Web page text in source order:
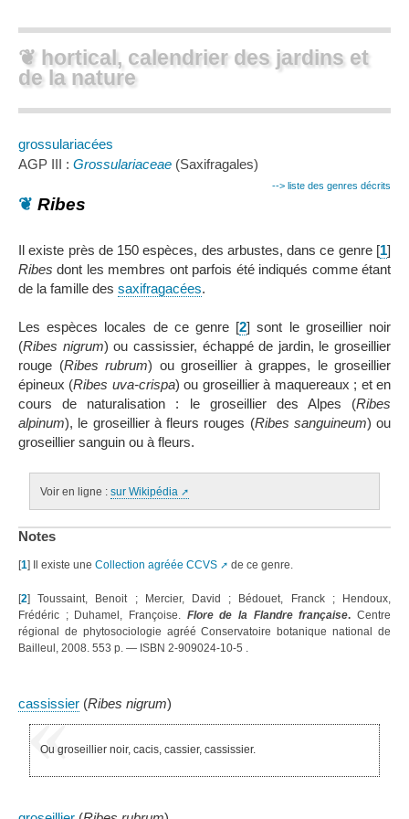
❦ hortical, calendrier des jardins et
de la nature
grossulariacées
AGP III : Grossulariaceae (Saxifragales)
--> liste des genres décrits
❦ Ribes
Il existe près de 150 espèces, des arbustes, dans ce genre[1]
Ribes dont les membres ont parfois été indiqués comme étant
de la famille des saxifragacées.
Les espèces locales de ce genre [2] sont le groseillier noir
(Ribes nigrum) ou cassissier, échappé de jardin, le groseillier
rouge (Ribes rubrum) ou groseillier à grappes, le groseillier
épineux (Ribes uva-crispa) ou groseillier à maquereaux ; et en
cours de naturalisation : le groseillier des Alpes (Ribes
alpinum), le groseillier à fleurs rouges (Ribes sanguineum) ou
groseillier sanguin ou à fleurs.
Voir en ligne : sur Wikipédia
Notes
[1] Il existe une Collection agréée CCVS de ce genre.
[2]Toussaint, Benoit ; Mercier, David ; Bédouet, Franck ; Hendoux,
Frédéric ; Duhamel, Françoise. Flore de la Flandre française. Centre
régional de phytosociologie agréé Conservatoire botanique national de
Bailleul, 2008. 553 p. — ISBN 2-909024-10-5 .
cassissier (Ribes nigrum)
Ou groseillier noir, cacis, cassier, cassissier.